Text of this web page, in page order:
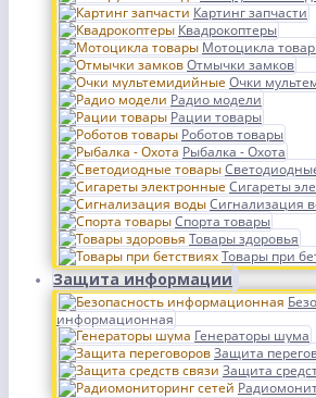
Картинг запчасти
Квадрокоптеры
Мотоцикла
Отмычки замков
Очки
Радио модели
Рации товары
Роботов товары
Рыбалка - Охота
Сигареты
Сигнализация
Спорта товары
Товары здоровья
Товары при
Защита информации
информационная
Генераторы шума
Защита
Защита